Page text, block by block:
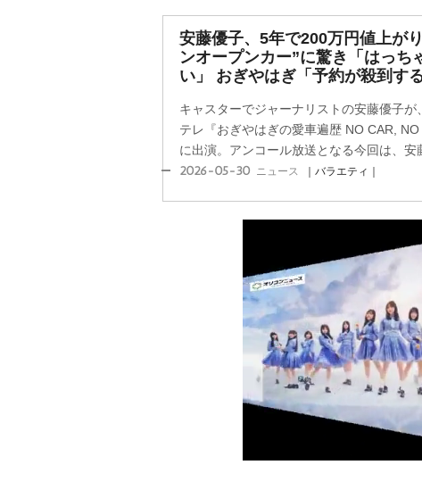
安藤優子、5年で200万円値上が
ンオープンカー”に驚き「はっち
い」 おぎやはぎ「予約が殺到す
キャスターでジャーナリストの安藤優子が
テレ『おぎやはぎの愛車遍歴 NO CAR,
に出演。アンコール放送となる今回は、安
2026-05-30 ニュース ｜バラエティ｜